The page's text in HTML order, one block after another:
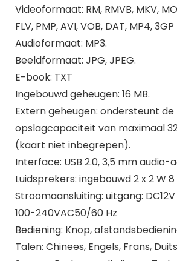
Videoformaat: RM, RMVB, MKV,
FLV, PMP, AVI, VOB, DAT, MP4, 3GP
Audioformaat: MP3.
Beeldformaat: JPG, JPEG.
E-book: TXT
Ingebouwd geheugen: 16 MB.
Extern geheugen: ondersteunt
opslagcapaciteit van maximaal
(kaart niet inbegrepen).
Interface: USB 2.0, 3,5 mm audio-
Luidsprekers: ingebouwd 2 x 2 W 8
Stroomaansluiting: uitgang:
100-240VAC50/60 Hz
Bediening: Knop,
Talen: Chinees, Engels, Frans,